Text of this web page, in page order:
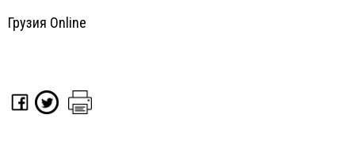
Грузия Online